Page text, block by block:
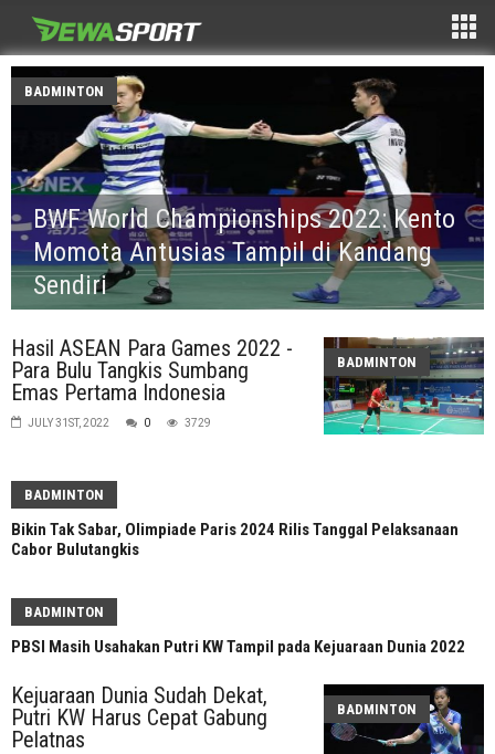
BWF World Championships 2022: Kento
Momota Antusias Tampil di Kandang
Sendiri
BADMINTON
BADMINTON
Hasil ASEAN Para Games 2022 -
Para Bulu Tangkis Sumbang
Emas Pertama Indonesia
JULY 31ST, 2022 0 3729
BADMINTON
Bikin Tak Sabar, Olimpiade Paris 2024 Rilis Tanggal Pelaksanaan
Cabor Bulutangkis
BADMINTON
PBSI Masih Usahakan Putri KW Tampil pada Kejuaraan Dunia 2022
BADMINTON
Kejuaraan Dunia Sudah Dekat,
Putri KW Harus Cepat Gabung
Pelatnas